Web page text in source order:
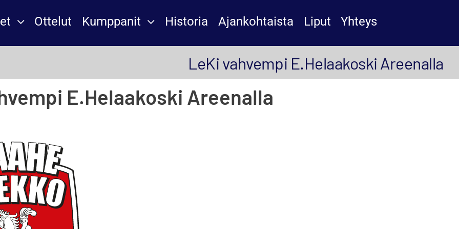
Ottelut Kumppanit Historia Ajankohtaista Liput Yhteys
LeKi vahvempi E.Helaakoski Areenalla
E.Helaakoski Areenalla